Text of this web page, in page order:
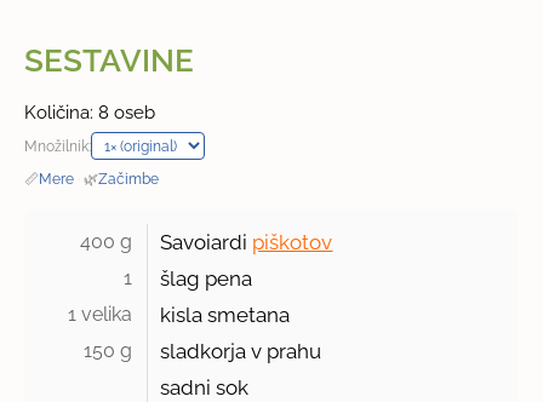
SESTAVINE
Količina: 8 oseb
Množilnik:
📏Mere · 🌿Začimbe
400 g Savoiardi piškotov
1 šlag pena
1 velika kisla smetana
150 g
sladkorja v prahu
sadni sok